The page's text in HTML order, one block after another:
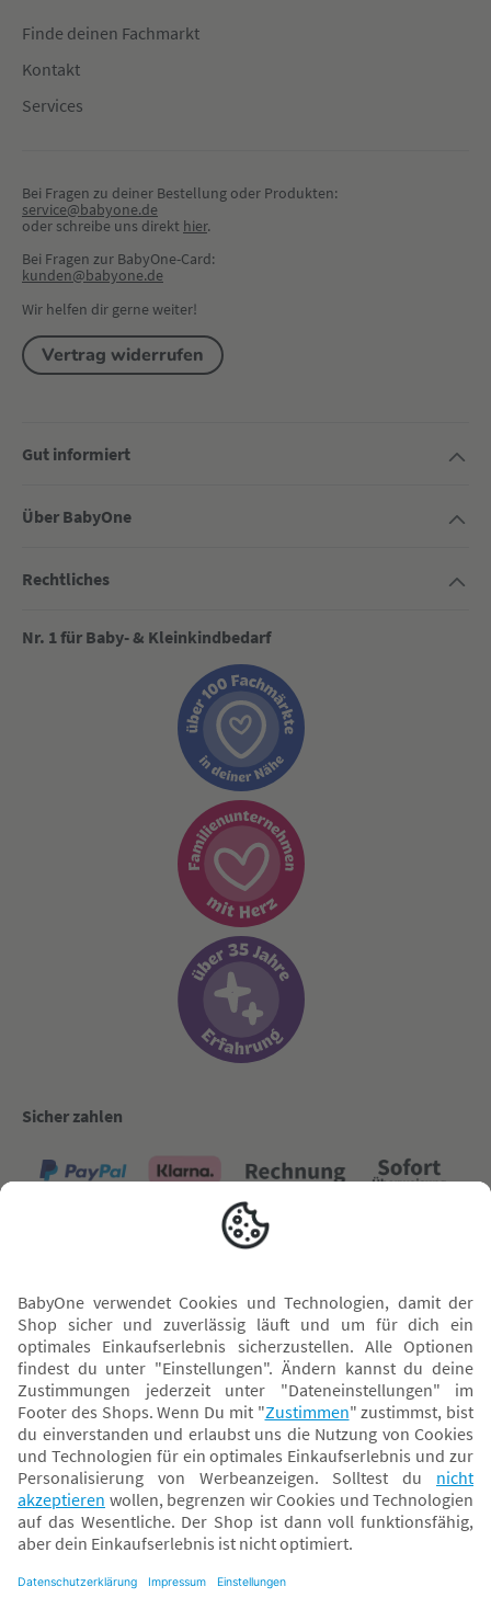
Finde deinen Fachmarkt
Kontakt
Services
Bei Fragen zu deiner Bestellung oder Produkten:
service@babyone.de
oder schreibe uns direkt hier.
Bei Fragen zur BabyOne-Card:
kunden@babyone.de
Wir helfen dir gerne weiter!
Vertrag widerrufen
Gut informiert
Über BabyOne
Rechtliches
Nr. 1 für Baby- & Kleinkindbedarf
Sicher zahlen
Versand mit
* Alle Preise inkl. MwSt. und ggf. zzgl.Versandkosten. Der dargestellte Preis gilt -
abhängig von der von dir gewählten Option - im BabyOne-Onlineshop oder bei
Abholung in dem von dir gewählten BabyOne-Franchise-Betrieb. Der für den
Onlineshop geltende Preis stellt bei einem Verkauf durch unsere Franchise-
Nehmer eine unverbindliche Preisempfehlung dar. Der Verkaufspreis der
daher von dem Verkaufspreis im Onlineshop abweichen. Angaben zu